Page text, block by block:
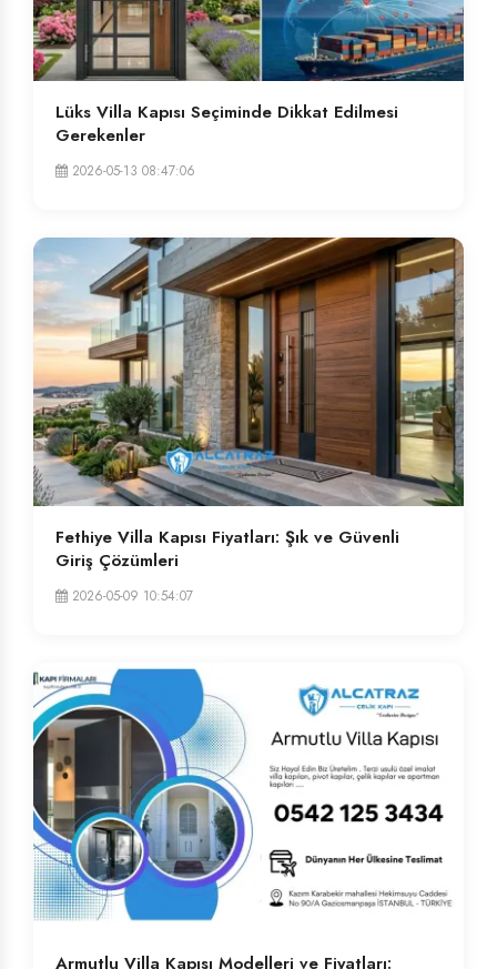
Lüks Villa Kapısı Seçiminde Dikkat Edilmesi
Gerekenler
2026-05-13 08:47:06
Fethiye Villa Kapısı Fiyatları: Şık ve Güvenli
Giriş Çözümleri
2026-05-09 10:54:07
Armutlu Villa Kapısı Modelleri ve Fiyatları: